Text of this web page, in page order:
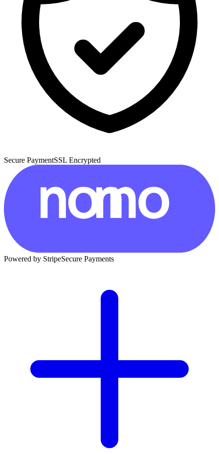
Secure PaymentSSL Encrypted
Powered by StripeSecure Payments